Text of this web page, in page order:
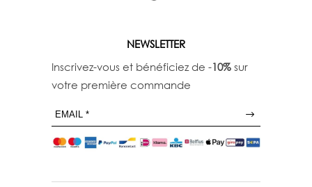
NEWSLETTER
Inscrivez-vous et bénéficiez de -10% sur
votre première commande